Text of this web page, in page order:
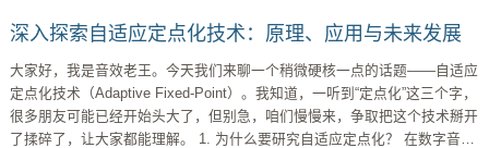
深入探索自适应定点化技术：原理、应用与未来发展
大家好，我是音效老王。今天我们来聊一个稍微硬核一点的话题——自适应
定点化技术（Adaptive Fixed-Point）。我知道，一听到“定点化”这三个字，
很多朋友可能已经开始头大了，但别急，咱们慢慢来，争取把这个技术掰开
了揉碎了，让大家都能理解。 1. 为什么要研究自适应定点化？ 在数字音频